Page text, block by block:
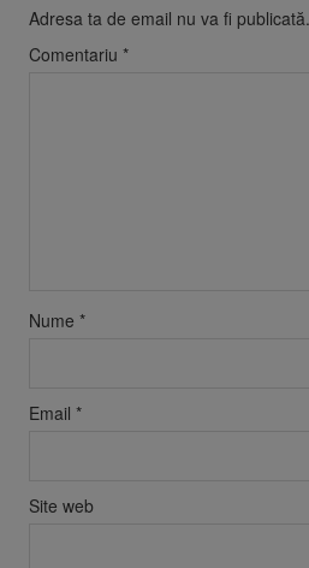
Adresa ta de email nu va fi publicată.
Comentariu *
Nume *
Email *
Site web